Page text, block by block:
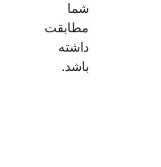
شما
مطابقت
داشته
باشد.